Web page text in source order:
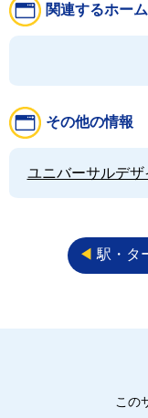
関連するホー
その他の情報
ユニバーサルデザ
◀︎ 駅・タ
この